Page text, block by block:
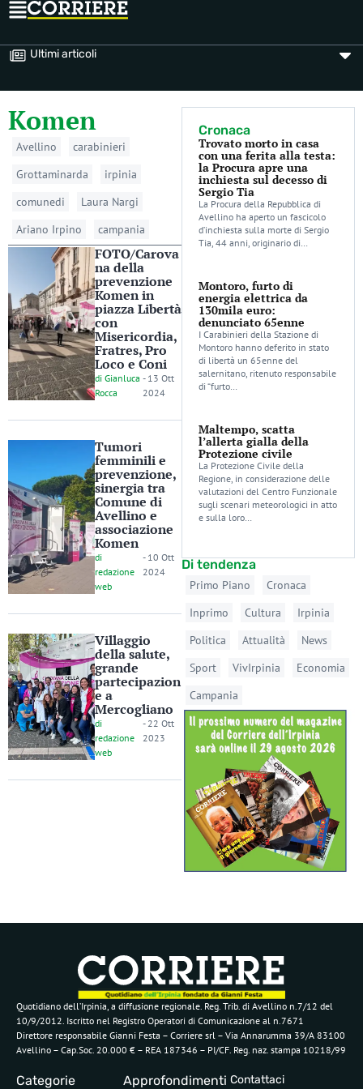
Ultimi articoli
Komen
Avellino
carabinieri
Grottaminarda
irpinia
comunedi
Laura Nargi
Ariano Irpino
campania
FOTO/Carova
na della
prevenzione
Komen in
piazza Libertà
con
Misericordia,
Fratres, Pro
Loco e Coni
di Gianluca
Rocca
- 13 Ott
2024
Tumori
femminili e
prevenzione,
sinergia tra
Comune di
Avellino e
associazione
Komen
di
redazione
web
- 10 Ott
2024
Villaggio
della salute,
grande
partecipazion
e a
Mercogliano
di
redazione
web
- 22 Ott
2023
Cronaca
Trovato morto in casa
con una ferita alla testa:
la Procura apre una
inchiesta sul decesso di
Sergio Tia
La Procura della Repubblica di
Avellino ha aperto un fascicolo
d’inchiesta sulla morte di Sergio
Tia, 44 anni, originario di…
Montoro, furto di
energia elettrica da
130mila euro:
denunciato 65enne
I Carabinieri della Stazione di
Montoro hanno deferito in stato
di libertà un 65enne del
salernitano, ritenuto responsabile
di “furto…
Maltempo, scatta
l’allerta gialla della
Protezione civile
La Protezione Civile della
Regione, in considerazione delle
valutazioni del Centro Funzionale
sugli scenari meteorologici in atto
e sulla loro…
Di tendenza
Primo Piano
Cronaca
Inprimo
Cultura
Irpinia
Politica
Attualità
News
Sport
VivIrpinia
Economia
Campania
Quotidiano dell’Irpinia, a diffusione regionale. Reg. Trib. di Avellino n.7/12 del
10/9/2012. Iscritto nel Registro Operatori di Comunicazione al n.7671
Direttore responsabile Gianni Festa – Corriere srl – Via Annarumma 39/A 83100
Avellino – Cap.Soc. 20.000 € – REA 187346 – PI/CF. Reg. naz. stampa 10218/99
Categorie Approfondimenti Contattaci